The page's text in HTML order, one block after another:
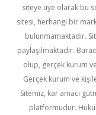
siteye üye olarak bu
sitesi, herhangi bir
bulunmamaktadır.
paylaşılmaktadır.
olup, gerçek kurum
Gerçek kurum ve
Sitemiz, kar amacı
platformudur.